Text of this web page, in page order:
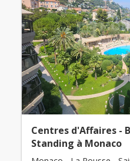
Centres d'Affaires -
Standing à Monaco